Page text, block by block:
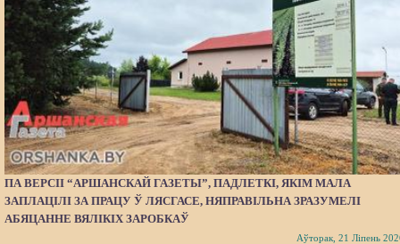
ПА ВЕРСІІ “АРШАНСКАЙ ГАЗЕТЫ”, ПАДЛЕТКІ, ЯКІМ МАЛА
ЗАПЛАЦІЛІ ЗА ПРАЦУ Ў ЛЯСГАСЕ, НЯПРАВІЛЬНА ЗРАЗУМЕЛІ
АБЯЦАННЕ ВЯЛІКІХ ЗАРОБКАЎ
Аўторак, 21 Ліпень